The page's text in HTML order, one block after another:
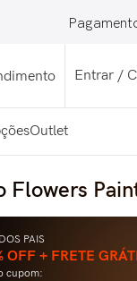
Pagamento em
Entrar /
Outlet
Flowers
PAIS
OFF + FRETE
cupom: